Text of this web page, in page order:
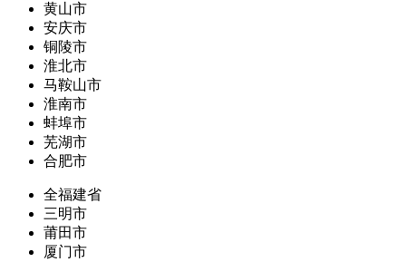
黄山市
安庆市
铜陵市
淮北市
马鞍山市
淮南市
蚌埠市
芜湖市
合肥市
全福建省
三明市
莆田市
厦门市